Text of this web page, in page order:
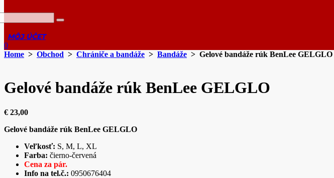
0
Home > Obchod > Chrániče a bandáže > Bandáže > Gelové bandáže rúk BenLee GELGLO
Gelové bandáže rúk BenLee GELGLO
€ 23,00
Gelové bandáže rúk BenLee GELGLO
Veľkosť: S, M, L, XL
Farba: čierno-červená
Cena za pár.
Info na tel.č.: 0950676404